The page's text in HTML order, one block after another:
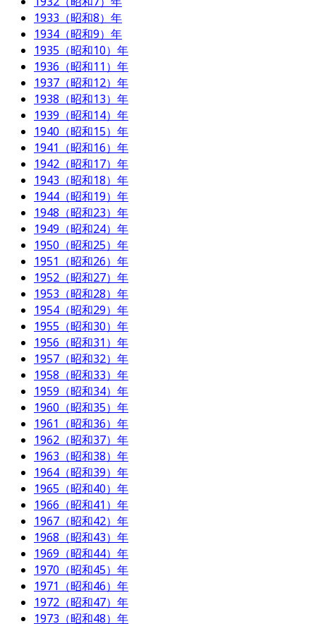
1933（昭和8）年
1934（昭和9）年
1935（昭和10）年
1936（昭和11）年
1937（昭和12）年
1938（昭和13）年
1939（昭和14）年
1940（昭和15）年
1941（昭和16）年
1942（昭和17）年
1943（昭和18）年
1944（昭和19）年
1948（昭和23）年
1949（昭和24）年
1950（昭和25）年
1951（昭和26）年
1952（昭和27）年
1953（昭和28）年
1954（昭和29）年
1955（昭和30）年
1956（昭和31）年
1957（昭和32）年
1958（昭和33）年
1959（昭和34）年
1960（昭和35）年
1961（昭和36）年
1962（昭和37）年
1963（昭和38）年
1964（昭和39）年
1965（昭和40）年
1966（昭和41）年
1967（昭和42）年
1968（昭和43）年
1969（昭和44）年
1970（昭和45）年
1971（昭和46）年
1972（昭和47）年
1973（昭和48）年